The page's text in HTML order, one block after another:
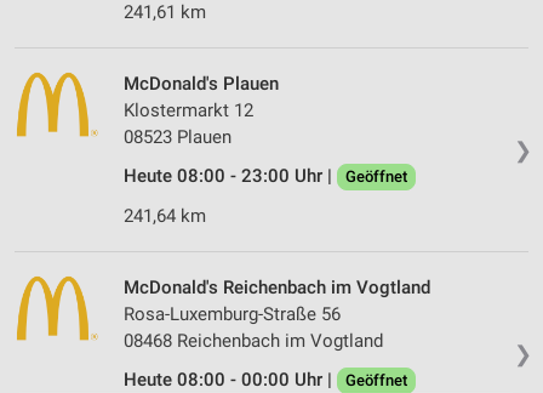
241,61 km
❯
McDonald's Plauen
Klostermarkt 12
08523 Plauen
Heute 08:00 - 23:00 Uhr |
Geöffnet
241,64 km
❯
McDonald's Reichenbach im Vogtland
Rosa-Luxemburg-Straße 56
08468 Reichenbach im Vogtland
Heute 08:00 - 00:00 Uhr |
Geöffnet